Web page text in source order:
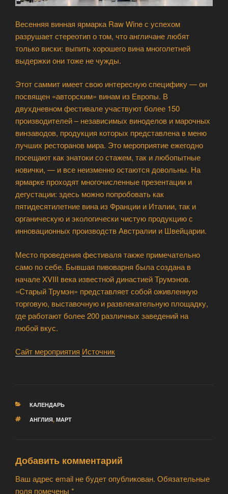
Весенняя винная ярмарка Raw Wine с успехом
разрушает стереотип о том, что англичане любят
только виски: выпить хорошего вина многолетней
выдержки они тоже не чужды.
Этот саммит имеет свою интересную специфику — он
посвящен «авторским» винам из Европы. В
двухдневном фестивале участвуют более 150
производителей – независимых виноделов и марочных
винзаводов, продукция которых представлена в меню
лучших ресторанов мира. Это мероприятие ежегодно
посещают как знатоки со стажем, так и любопытные
новички, — и все неизменно остаются довольны. На
ярмарке проходят многочисленные презентации и
дегустации: здесь можно попробовать как
пятидесятилетние вина из Франции и Италии, так и
органическую и экологически чистую продукцию с
инновационных производств Австралии и Швейцарии.
Место проведения фестиваля также примечательно
само по себе. Бывшая пивоварня была создана в
начале XVIII века известной династией Трумэнов.
«Старый Трумэн» представляет собой оживленную
торговую, выставочную и развлекательную площадку,
где работают более 200 различных заведений на
любой вкус.
Сайт мероприятия Источник
РУБРИКИ
КАЛЕНДАРЬ
МЕТКИ
АНГЛИЯ, МАРТ
Добавить комментарий
Ваш адрес email не будет опубликован. Обязательные
поля помечены *